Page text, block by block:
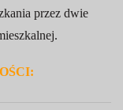
przez dwie